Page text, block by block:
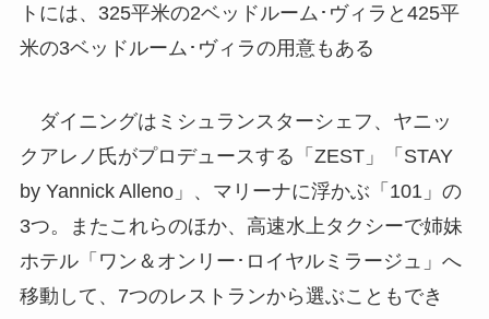
トには、325平米の2ベッドルーム･ヴィラと425平
米の3ベッドルーム･ヴィラの用意もある
ダイニングはミシュランスターシェフ、ヤニッ
クアレノ氏がプロデュースする「ZEST」「STAY
by Yannick Alleno」、マリーナに浮かぶ「101」の
3つ。またこれらのほか、高速水上タクシーで姉妹
ホテル「ワン＆オンリー･ロイヤルミラージュ」へ
移動して、7つのレストランから選ぶこともでき